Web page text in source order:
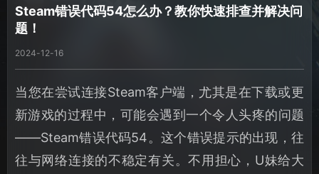
Steam错误代码54怎么办？教你快速排查并解决问
题！
2024-12-16
当您在尝试连接Steam客户端，尤其是在下载或更
新游戏的过程中，可能会遇到一个令人头疼的问题
——Steam错误代码54。这个错误提示的出现，往
往与网络连接的不稳定有关。不用担心，U妹给大